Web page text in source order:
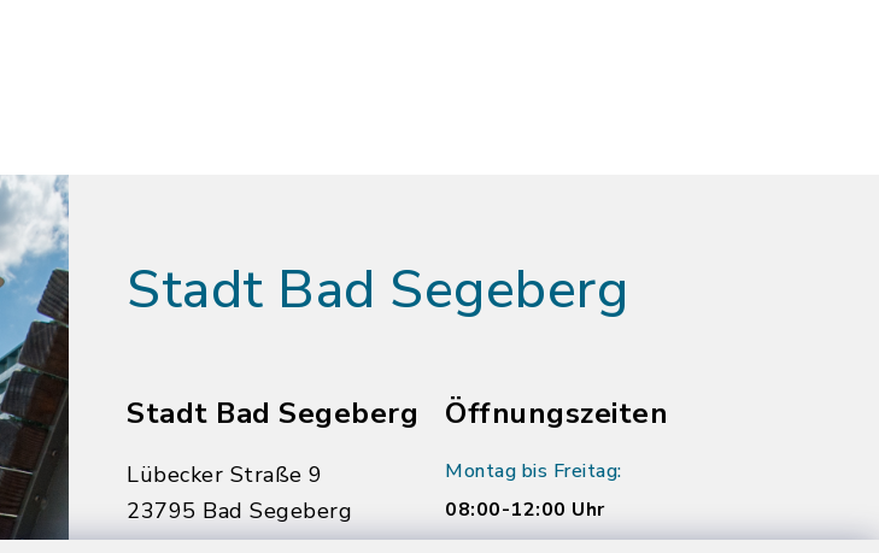
Stadt Bad Segeberg
Stadt Bad Segeberg
Lübecker Straße 9
23795 Bad Segeberg
Öffnungszeiten
Montag bis Freitag:
08:00-12:00 Uhr